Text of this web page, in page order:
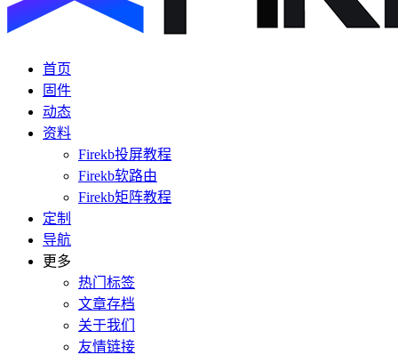
首页
固件
动态
资料
Firekb投屏教程
Firekb软路由
Firekb矩阵教程
定制
导航
更多
热门标签
文章存档
关于我们
友情链接